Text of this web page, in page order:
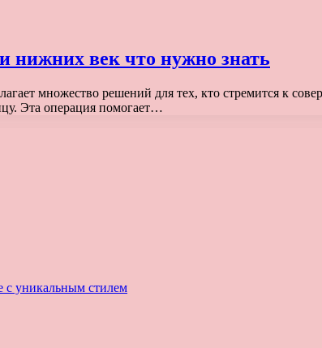
нижних век что нужно знать
множество решений для тех, кто стремится к
Эта операция помогает…
с уникальным стилем